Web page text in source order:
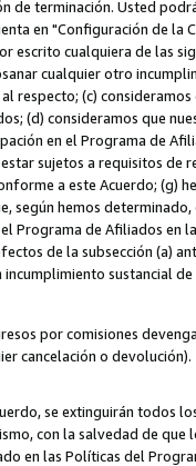
de terminación. Usted
en "Configuración de
escrito cualquiera de las
cualquier otro
respecto; (c)
(d) consideramos que
en el Programa de
sujetos a requisitos de
a este Acuerdo; (g)
según hemos
Programa de Afiliados en
de la subsección (a)
incumplimiento sustancial
por comisiones
cancelación o devolución).
se extinguirán todos
con la salvedad de
en las Políticas del